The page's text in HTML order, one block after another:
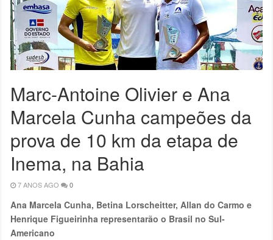
Marc-Antoine Olivier e Ana
Marcela Cunha campeões da
prova de 10 km da etapa de
Inema, na Bahia
7 ANOS AGO 0
Ana Marcela Cunha, Betina Lorscheitter, Allan do Carmo e
Henrique Figueirinha representarão o Brasil no Sul-
Americano